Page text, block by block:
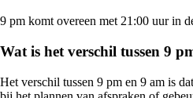
9 pm komt overeen met 21:00 uur in
Wat is het verschil tussen 9
Het verschil tussen 9 pm en 9 am is